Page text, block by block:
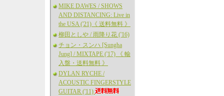
MIKE DAWES / SHOWS
AND DISTANCING: Live in
the USA ('21)《 送料無料 》
柳田としや / 雨降り花 ('16)
チョン・スンハ [Sungha
Jung] / MIXTAPE ('17) 《 輸
入盤・送料無料 》
DYLAN RYCHE /
ACOUSTIC FINGERSTYLE
GUITAR ('11)